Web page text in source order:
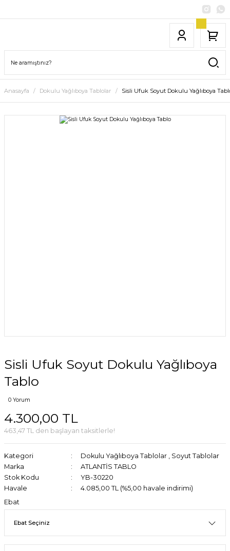
Anasayfa Dokulu Yağlıboya Tablolar Sisli Ufuk Soyut Dokulu Yağlıboya
Sisli Ufuk Soyut Dokulu Yağlıboya
Tablo
0 Yorum
4.300,00 TL
463,47 TL den başlayan taksitlerle!
Kategori Dokulu Yağlıboya Tablolar , Soyut Tablolar
Marka
ATLANTİS TABLO
Stok Kodu
YB-30220
Havale
4.085,00 TL (%5,00 havale indirimi)
Ebat